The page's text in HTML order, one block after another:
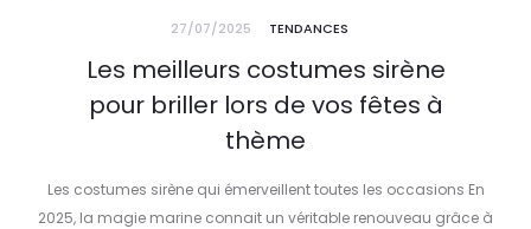
27/07/2025 TENDANCES
Les meilleurs costumes sirène
pour briller lors de vos fêtes à
thème
Les costumes sirène qui émerveillent toutes les occasions En
2025, la magie marine connait un véritable renouveau grâce à